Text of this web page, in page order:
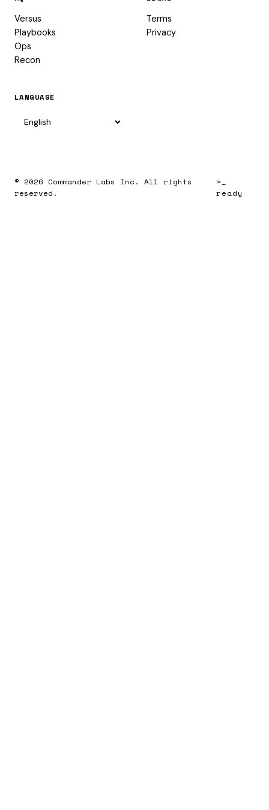
Versus
Playbooks
Ops
Recon
Terms
Privacy
LANGUAGE
© 2026 Commander Labs Inc. All rights
reserved.
>_
ready